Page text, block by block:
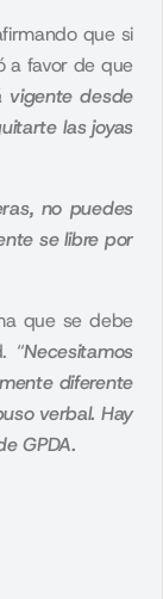
que si
a favor de que
vigente desde
las joyas
no puedes
se libre por
que se debe
“Necesitamos
diferente
verbal. Hay
GPDA.